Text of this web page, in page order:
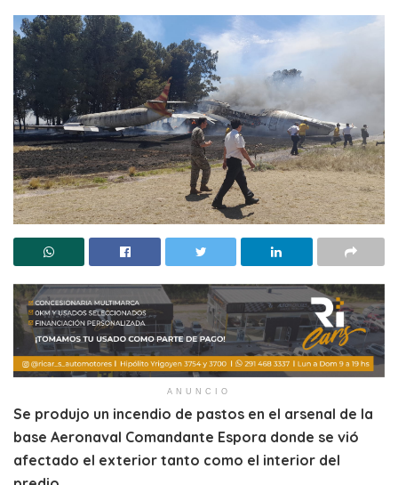
ANUNCIO
Se produjo un incendio de pastos en el arsenal de la
base Aeronaval Comandante Espora donde se vió
afectado el exterior tanto como el interior del